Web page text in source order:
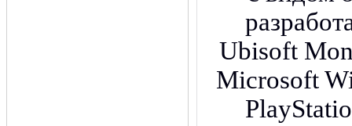
Ubisoft
Microsoft